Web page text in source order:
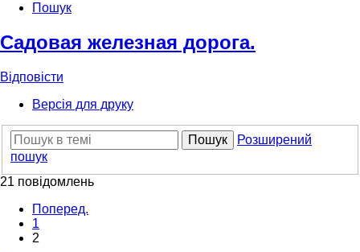
Пошук
Садовая железная дорога.
Відповісти
Версія для друку
Пошук
Розширений
пошук
21 повідомлень
Поперед.
1
2